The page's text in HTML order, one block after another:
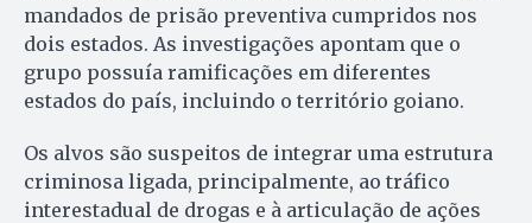
mandados de prisão preventiva cumpridos nos
dois estados. As investigações apontam que o
grupo possuía ramificações em diferentes
estados do país, incluindo o território goiano.
Os alvos são suspeitos de integrar uma estrutura
criminosa ligada, principalmente, ao tráfico
interestadual de drogas e à articulação de ações